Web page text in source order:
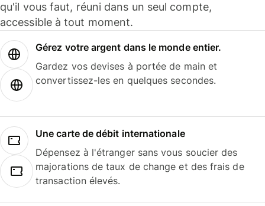
qu'il vous faut, réuni dans un seul compte,
accessible à tout moment.
Gérez votre argent dans le monde entier.
Gardez vos devises à portée de main et
convertissez-les en quelques secondes.
Une carte de débit internationale
Dépensez à l'étranger sans vous soucier des
majorations de taux de change et des frais de
transaction élevés.